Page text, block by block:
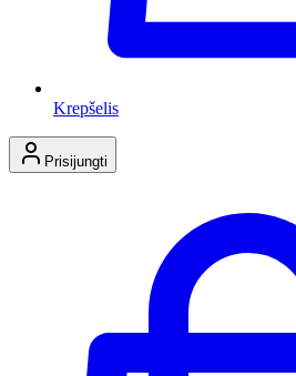
Krepšelis
Prisijungti